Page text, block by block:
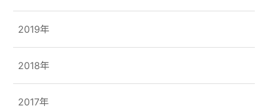
2019年
2018年
2017年